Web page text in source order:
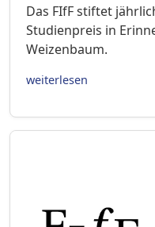
Das FIfF stiftet
Studienpreis in
Weizenbaum.
weiterlesen